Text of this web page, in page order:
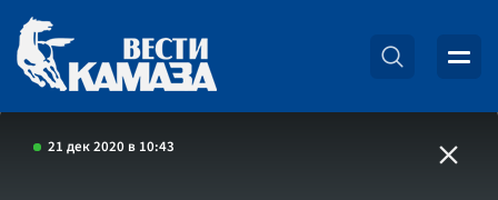
21 дек 2020 в 10:43